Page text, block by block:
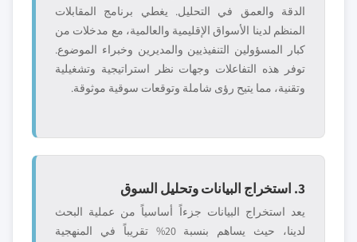
الدقة والعمق في التحليل. يغطي برنامج المقابلات
المنظم لدينا الأسواق الإقليمية والعالمية، مع مدخلات من
كبار المسؤولين التنفيذيين والمديرين وخبراء الموضوع.
توفر هذه التفاعلات وجهات نظر استراتيجية وتشغيلية
وتقنية، مما يتيح رؤى شاملة وتوقعات سوقية موثوقة.
3. استخراج البيانات وتحليل السوق
يعد استخراج البيانات جزءاً أساسياً من عملية البحث
لدينا، حيث يساهم بنسبة 20% تقريباً في المنهجية